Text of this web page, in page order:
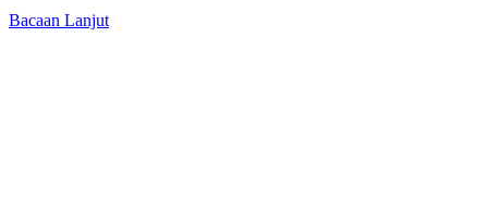
Bacaan Lanjut